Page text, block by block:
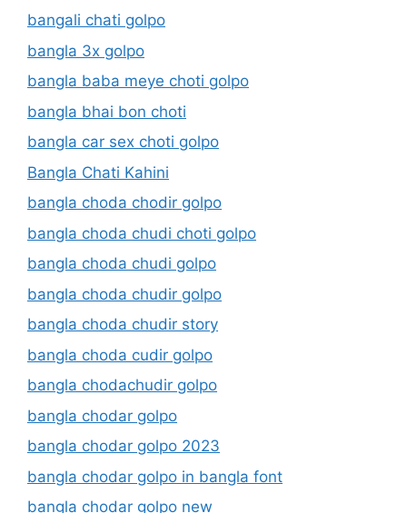
bangali chati golpo
bangla 3x golpo
bangla baba meye choti golpo
bangla bhai bon choti
bangla car sex choti golpo
Bangla Chati Kahini
bangla choda chodir golpo
bangla choda chudi choti golpo
bangla choda chudi golpo
bangla choda chudir golpo
bangla choda chudir story
bangla choda cudir golpo
bangla chodachudir golpo
bangla chodar golpo
bangla chodar golpo 2023
bangla chodar golpo in bangla font
bangla chodar golpo new